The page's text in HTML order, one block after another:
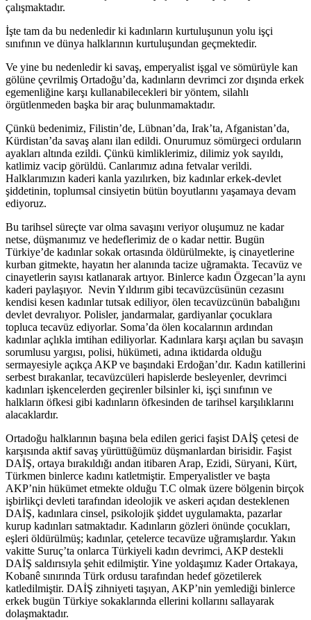
çalışmaktadır.
İşte tam da bu nedenledir ki kadınların kurtuluşunun yolu işçi
sınıfının ve dünya halklarının kurtuluşundan geçmektedir.
Ve yine bu nedenledir ki savaş, emperyalist işgal ve sömürüyle kan
gölüne çevrilmiş Ortadoğu’da, kadınların devrimci zor dışında erkek
egemenliğine karşı kullanabilecekleri bir yöntem, silahlı
örgütlenmeden başka bir araç bulunmamaktadır.
Çünkü bedenimiz, Filistin’de, Lübnan’da, Irak’ta, Afganistan’da,
Kürdistan’da savaş alanı ilan edildi. Onurumuz sömürgeci orduların
ayakları altında ezildi. Çünkü kimliklerimiz, dilimiz yok sayıldı,
katlimiz vacip görüldü. Canlarımız adına fetvalar verildi.
Halklarımızın kaderi kanla yazılırken, biz kadınlar erkek-devlet
şiddetinin, toplumsal cinsiyetin bütün boyutlarını yaşamaya devam
ediyoruz.
Bu tarihsel süreçte var olma savaşını veriyor oluşumuz ne kadar
netse, düşmanımız ve hedeflerimiz de o kadar nettir. Bugün
Türkiye’de kadınlar sokak ortasında öldürülmekte, iş cinayetlerine
kurban gitmekte, hayatın her alanında tacize uğramakta. Tecavüz ve
cinayetlerin sayısı katlanarak artıyor. Binlerce kadın Özgecan’la aynı
kaderi paylaşıyor. Nevin Yıldırım gibi tecavüzcüsünün cezasını
kendisi kesen kadınlar tutsak ediliyor, ölen tecavüzcünün babalığını
devlet devralıyor. Polisler, jandarmalar, gardiyanlar çocuklara
topluca tecavüz ediyorlar. Soma’da ölen kocalarının ardından
kadınlar açlıkla imtihan ediliyorlar. Kadınlara karşı açılan bu savaşın
sorumlusu yargısı, polisi, hükümeti, adına iktidarda olduğu
sermayesiyle açıkça AKP ve başındaki Erdoğan’dır. Kadın katillerini
serbest bırakanlar, tecavüzcüleri hapislerde besleyenler, devrimci
kadınları işkencelerden geçirenler bilsinler ki, işçi sınıfının ve
halkların öfkesi gibi kadınların öfkesinden de tarihsel karşılıklarını
alacaklardır.
Ortadoğu halklarının başına bela edilen gerici faşist DAİŞ çetesi de
karşısında aktif savaş yürüttüğümüz düşmanlardan birisidir. Faşist
DAİŞ, ortaya bırakıldığı andan itibaren Arap, Ezidi, Süryani, Kürt,
Türkmen binlerce kadını katletmiştir. Emperyalistler ve başta
AKP’nin hükümet etmekte olduğu T.C olmak üzere bölgenin birçok
işbirlikçi devleti tarafından ideolojik ve askeri açıdan desteklenen
DAİŞ, kadınlara cinsel, psikolojik şiddet uygulamakta, pazarlar
kurup kadınları satmaktadır. Kadınların gözleri önünde çocukları,
eşleri öldürülmüş; kadınlar, çetelerce tecavüze uğramışlardır. Yakın
vakitte Suruç’ta onlarca Türkiyeli kadın devrimci, AKP destekli
DAİŞ saldırısıyla şehit edilmiştir. Yine yoldaşımız Kader Ortakaya,
Kobanê sınırında Türk ordusu tarafından hedef gözetilerek
katledilmiştir. DAİŞ zihniyeti taşıyan, AKP’nin yemlediği binlerce
erkek bugün Türkiye sokaklarında ellerini kollarını sallayarak
dolaşmaktadır.